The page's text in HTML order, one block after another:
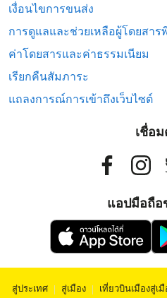
เงื่อนไขการขนส่ง
การดูแลและช่วยเหลือผู้โดยสาร
ค่าโดยสารและค่าธรรมเนียม
เรียกคืนสัมภาระ
แถลงการณ์การเข้าถึงเว็บไซต์
เชื่อ
แอปมือถือ
สู่ประเทศ | สู่เมือง | เที่ยวบินเมืองสู่เมื